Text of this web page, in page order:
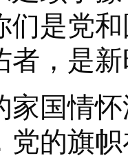
们是党
者，是
情怀
党的旗